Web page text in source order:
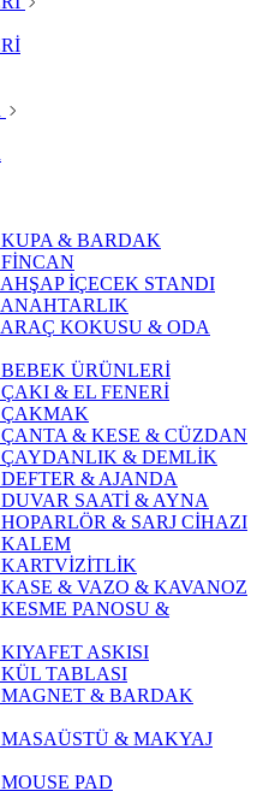
& BARDAK
İÇECEK STANDI
ANAHTARLIK
KOKUSU & ODA
ÜRÜNLERİ
& EL FENERİ
ÇAKMAK
& KESE & CÜZDAN
ÇAYDANLIK & DEMLİK
& AJANDA
SAATİ & AYNA
& SARJ CİHAZI
KALEM
KARTVİZİTLİK
& VAZO & KAVANOZ
PANOSU &
ASKISI
TABLASI
MAGNET & BARDAK
& MAKYAJ
PAD